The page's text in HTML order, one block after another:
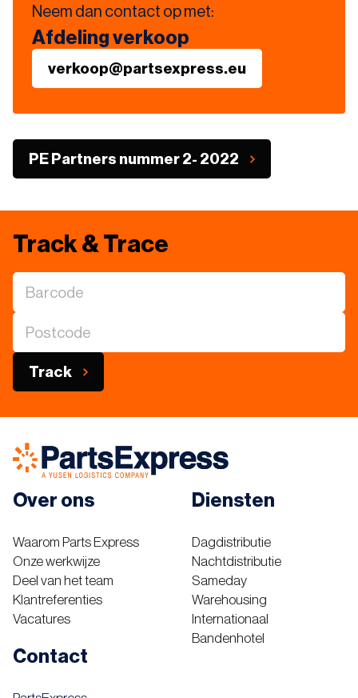
Neem dan contact op met:
Afdeling verkoop
verkoop@partsexpress.eu
PE Partners nummer 2- 2022
Track & Trace
Track
Over ons
Waarom Parts Express
Onze werkwijze
Deel van het team
Klantreferenties
Vacatures
Diensten
Dagdistributie
Nachtdistributie
Sameday
Warehousing
Internationaal
Bandenhotel
Contact